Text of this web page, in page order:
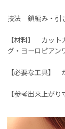
技法 鎖編み・引
【材料】 カット
グ・ヨーロピアン
【必要な工具】
【参考出来上が